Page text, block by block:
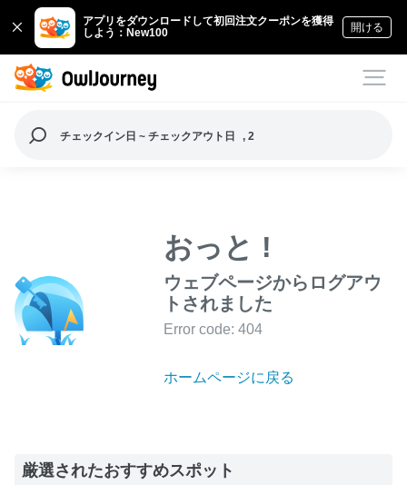
アプリをダウンロードして初回注文クーポンを獲得
しよう：New100
開ける
チェックイン日 ~ チェックアウト日 , 2
おっと !
ウェブページからログアウ
トされました
Error code: 404
ホームページに戻る
厳選されたおすすめスポット